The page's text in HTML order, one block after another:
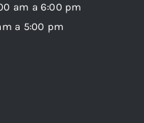
am a 6:00 pm
a 5:00 pm